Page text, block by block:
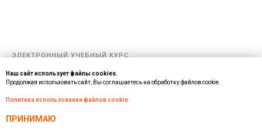
ЭЛЕКТРОННЫЙ УЧЕБНЫЙ КУРС
Пожарная безопасность — Электронный курс
SIKE
Наш сайт использует файлы cookies.
Продолжая использовать сайт, Вы соглашаетесь на обработку файлов cookie.
Политика использования файлов cookie
ПРИНИМАЮ